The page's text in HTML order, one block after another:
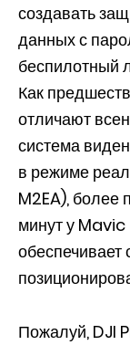
создавать
данных с
беспилотный
Как
отличают
система
в режиме
M2EA), более
минут у Mavic
обеспечивает
Пожалуй, DJI